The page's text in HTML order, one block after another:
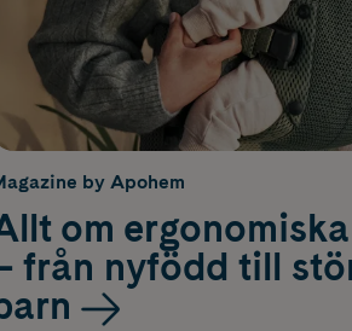
by Apohem
om
från nyfödd till